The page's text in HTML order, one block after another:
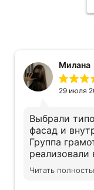
Милана
29 июля
Выбрали
фасад и
Группа
Читать